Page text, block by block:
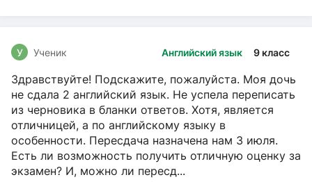
Английский язык 9 класс
У Ученик
Здравствуйте! Подскажите, пожалуйста. Моя дочь
не сдала 2 английский язык. Не успела переписать
из черновика в бланки ответов. Хотя, является
отличницей, а по английскому языку в
особенности. Пересдача назначена нам 3 июля.
Есть ли возможность получить отличную оценку за
экзамен? И, можно ли пересд...